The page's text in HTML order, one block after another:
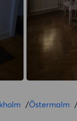
/Östermalm